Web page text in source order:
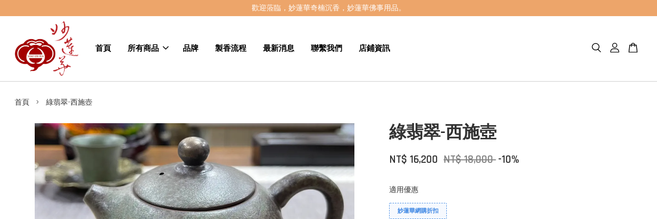
歡迎蒞臨，妙蓮華奇楠沉香，妙蓮華佛事用品。
首頁 所有商品 品牌 製香流程 最新消息 聯繫我們 店鋪資訊
首頁 › 綠翡翠-西施壺
綠翡翠-西施壺
NT$ 16,200 NT$ 18,000-10%
適用優惠
妙蓮華網購折扣